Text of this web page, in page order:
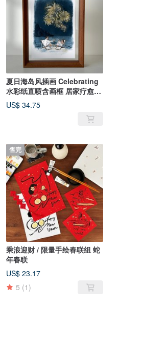
夏日海岛风插画 Celebrating
水彩纸直喷含画框 居家疗愈装
饰
US$ 34.75
售完
乘浪迎财 / 限量手绘春联组 蛇
年春联
US$ 23.17
5 (1)